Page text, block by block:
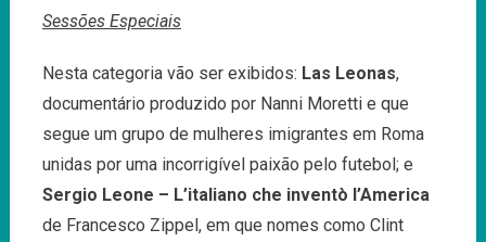
Sessões Especiais
Nesta categoria vão ser exibidos: Las Leonas,
documentário produzido por Nanni Moretti e que
segue um grupo de mulheres imigrantes em Roma
unidas por uma incorrigível paixão pelo futebol; e
Sergio Leone – L’italiano che inventò l’America
de Francesco Zippel, em que nomes como Clint